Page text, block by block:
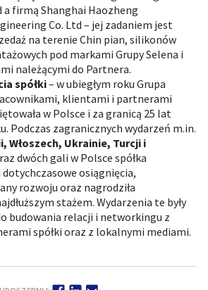
a firmą Shanghai Haozheng
Co. Ltd – jej zadaniem jest
na terenie Chin pian, silikonów
pod markami Grupy Selena i
należącymi do Partnera.
spółki– w ubiegłym roku Grupa
klientami i partnerami
w Polsce i za granicą 25 lat
Podczas zagranicznych wydarzeń m.in.
Włoszech, Ukrainie, Turcji i
dwóch gali w Polsce spółka
dotychczasowe osiągnięcia,
rozwoju oraz nagrodziła
stażem. Wydarzenia te były
budowania relacji i networkingu z
spółki oraz z lokalnymi mediami.